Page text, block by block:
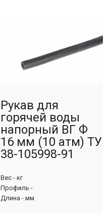
Рукав для
горячей воды
напорный ВГ Ф
16 мм (10 атм) ТУ
38-105998-91
Вес - кг
Профиль -
Длина - мм